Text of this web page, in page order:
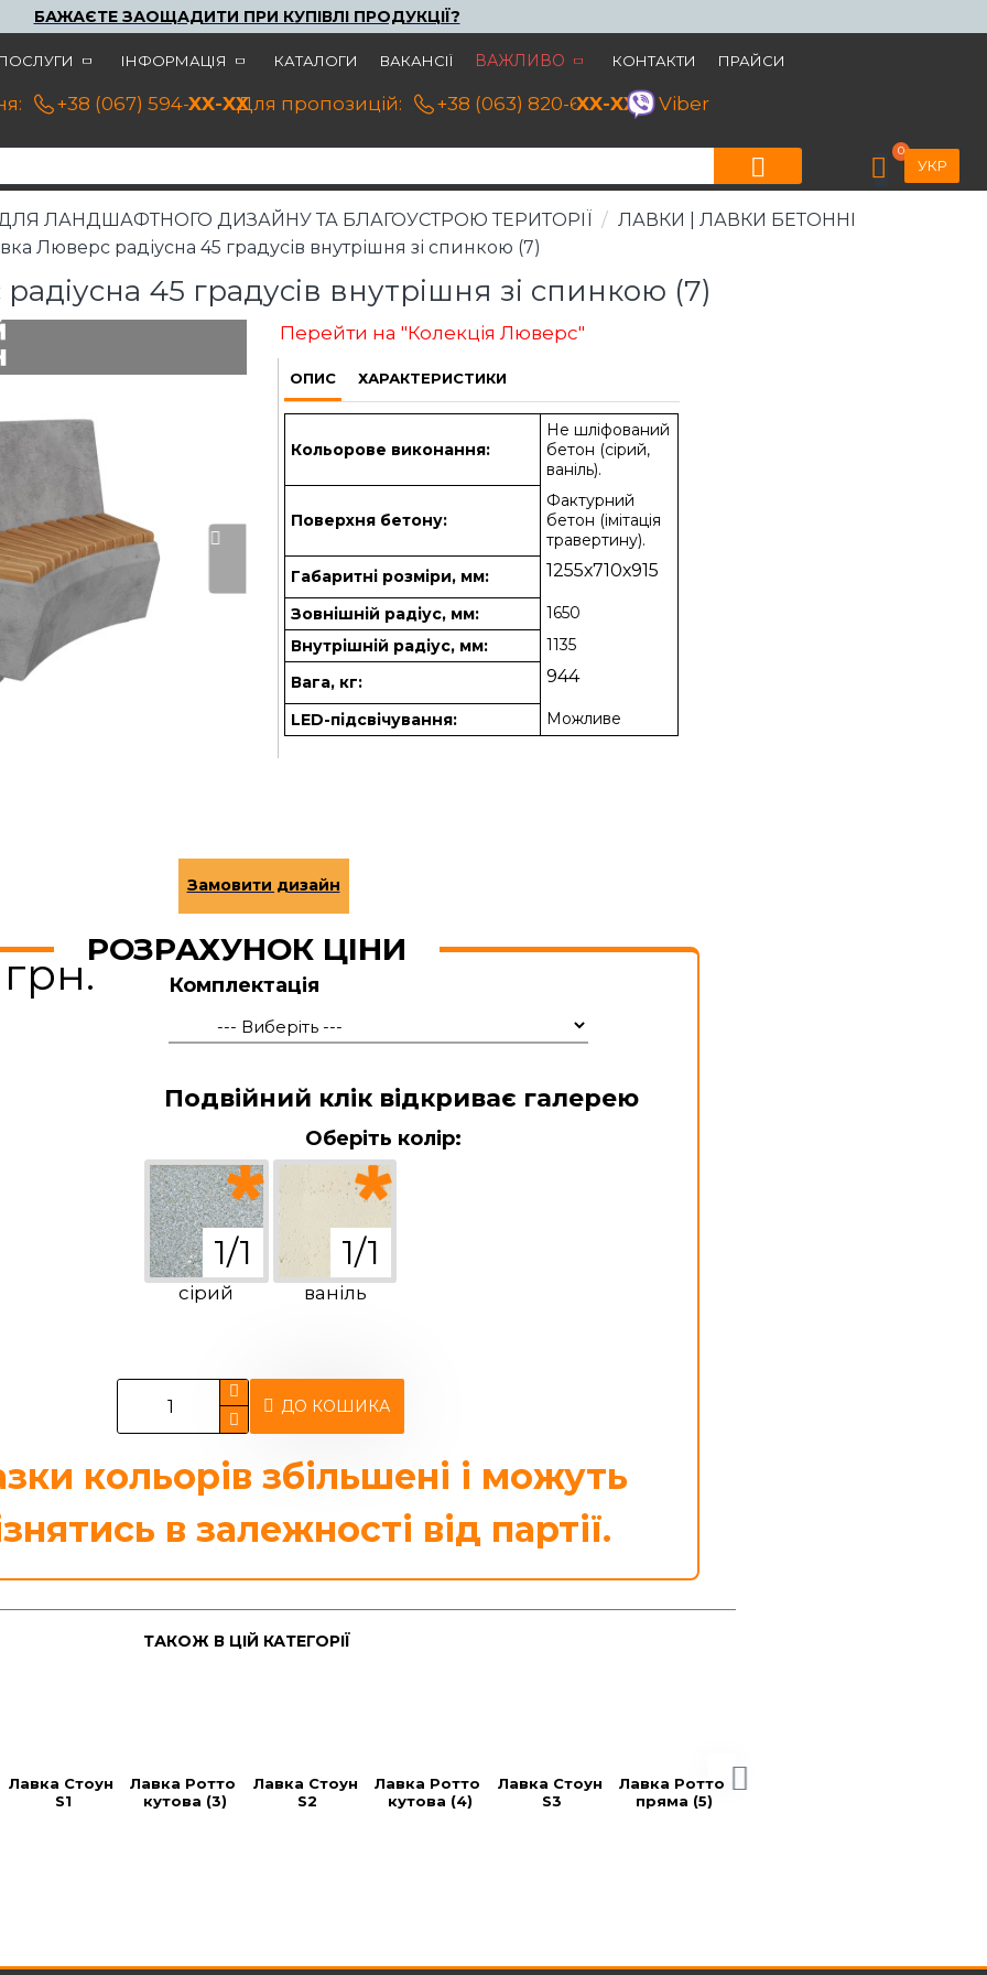
УКР
ІНФОРМАЦІЯ КАТАЛОГИ ВАКАНСІЇ ВАЖЛИВО КОНТАКТИ ПРАЙСИ
+38 (067) 594-21-22
XX-XXДля пропозицій: +38 (063) 820-60-79
XX-XX Viber
0
ЛАНДШАФТНОГО ДИЗАЙНУ ТА БЛАГОУСТРОЮ ТЕРИТОРІЇ
ЛАВКИ | ЛАВКИ БЕТОННІ
Люверс радіусна 45 градусів внутрішня зі спинкою (7)
45 градусів внутрішня зі спинкою (7)
БАЖАЄТЕ ЗАОЩАДИТИ ПРИ КУПІВЛІ ПРОДУКЦІЇ?
[ПОДОВЖЕНІ ТЕРМІНИ
Перейти на "Колекція Люверс"
ОПИС ХАРАКТЕРИСТИКИ
Кольорове виконання:
Не шліфований
бетон (сірий,
ваніль).
Поверхня бетону:
Фактурний
бетон (імітація
травертину).
Габаритні розміри, мм:
1255х710х915
Зовнішній радіус, мм:
1650
Внутрішній радіус, мм:
1135
Вага, кг:
944
LED-підсвічування: Можливе
РОЗРАХУНОК ЦІНИ
ДО КОШИКА
Комплектація
Подвійний клік відкриває галерею
Оберіть колір:
сірий ваніль
кольорів збільшені і можуть
в залежності від партії.
ТАКОЖ В ЦІЙ КАТЕГОРІЇ
Лавка Стоун
S1
Лавка Ротто
кутова (3)
Лавка Стоун
S2
Лавка Ротто
кутова (4)
Лавка Стоун
S3
Лавка Ротто
пряма (5)